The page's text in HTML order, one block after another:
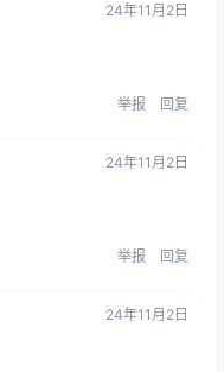
24年11月2日
举报 回复
24年11月2日
举报 回复
24年11月2日